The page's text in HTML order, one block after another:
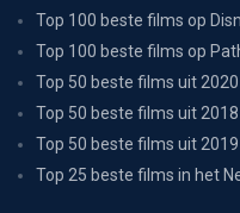
Top 100 beste films op
Top 100 beste films op
Top 50 beste films uit 2020
Top 50 beste films uit 2018
Top 50 beste films uit 2019
Top 25 beste films in het